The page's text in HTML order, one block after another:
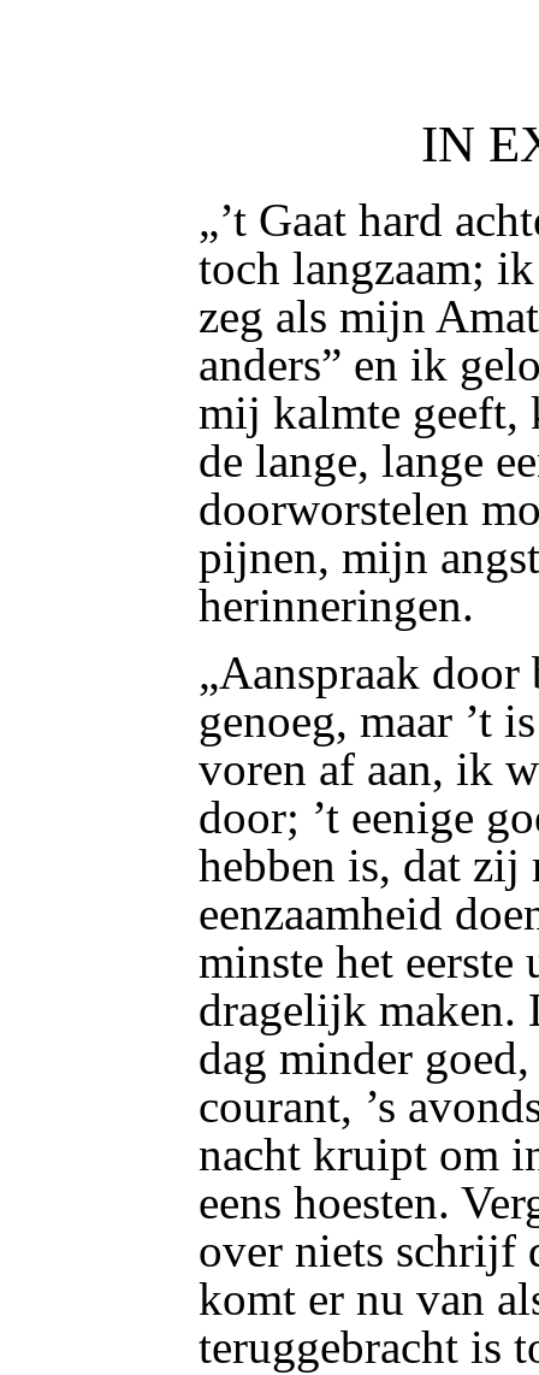
IN
„’t Gaat hard
toch langzaam;
zeg als mijn
anders” en ik
mij kalmte geeft,
de lange, lange
doorworstelen
pijnen, mijn
herinneringen.
„Aanspraak door
genoeg, maar ’t
voren af aan, ik
door; ’t eenige
hebben is, dat
eenzaamheid
minste het
dragelijk maken.
dag minder goed,
courant, ’s
nacht kruipt om
eens hoesten.
over niets schrijf
komt er nu van
teruggebracht is